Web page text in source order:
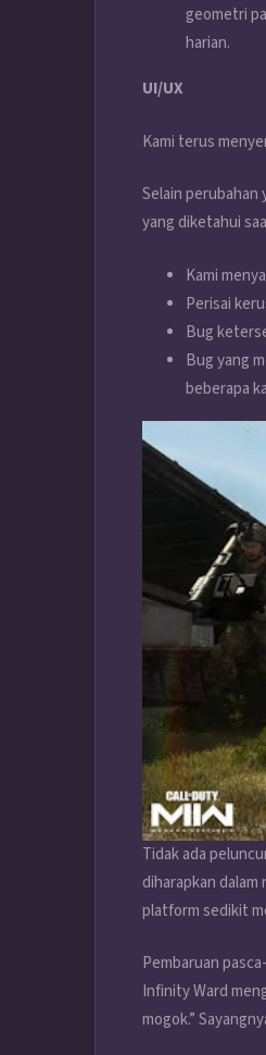
geometri
harian.
UI/UX
Kami terus
Selain perubahan
yang diketahui
Kami
Perisai
Bug
Bug yang
beberapa
Tidak ada
diharapkan
platform sedikit
Pembaruan
Infinity Ward
mogok.”